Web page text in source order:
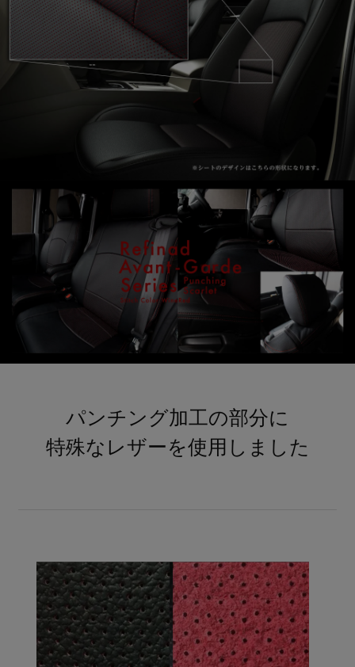
パンチング加工の部分に
特殊なレザーを使用しました